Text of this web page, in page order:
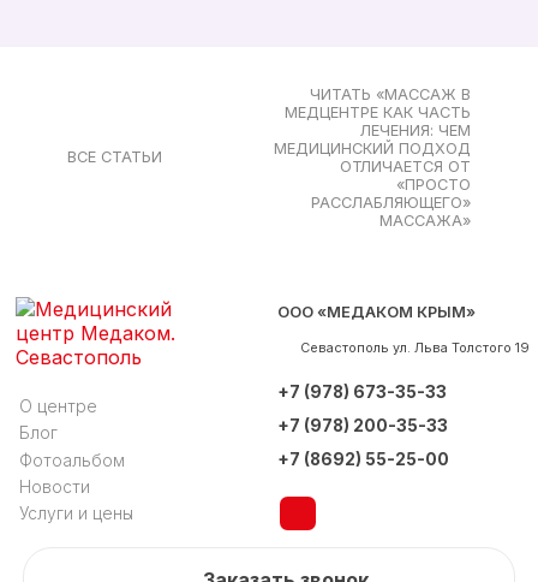
ВСЕ СТАТЬИ
ЧИТАТЬ «МАССАЖ В
МЕДЦЕНТРЕ КАК ЧАСТЬ
ЛЕЧЕНИЯ: ЧЕМ
МЕДИЦИНСКИЙ ПОДХОД
ОТЛИЧАЕТСЯ ОТ
«ПРОСТО
РАССЛАБЛЯЮЩЕГО»
МАССАЖА»
ООО «МЕДАКОМ КРЫМ»
Севастополь ул. Льва Толстого 19
+7 (978) 673-35-33
+7 (978) 200-35-33
+7 (8692) 55-25-00
О центре
Блог
Фотоальбом
Новости
Услуги и цены